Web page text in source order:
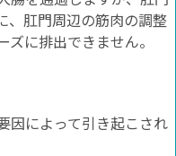
、肛門周辺の筋肉の調整
に排出できません。
因によって引き起こされ